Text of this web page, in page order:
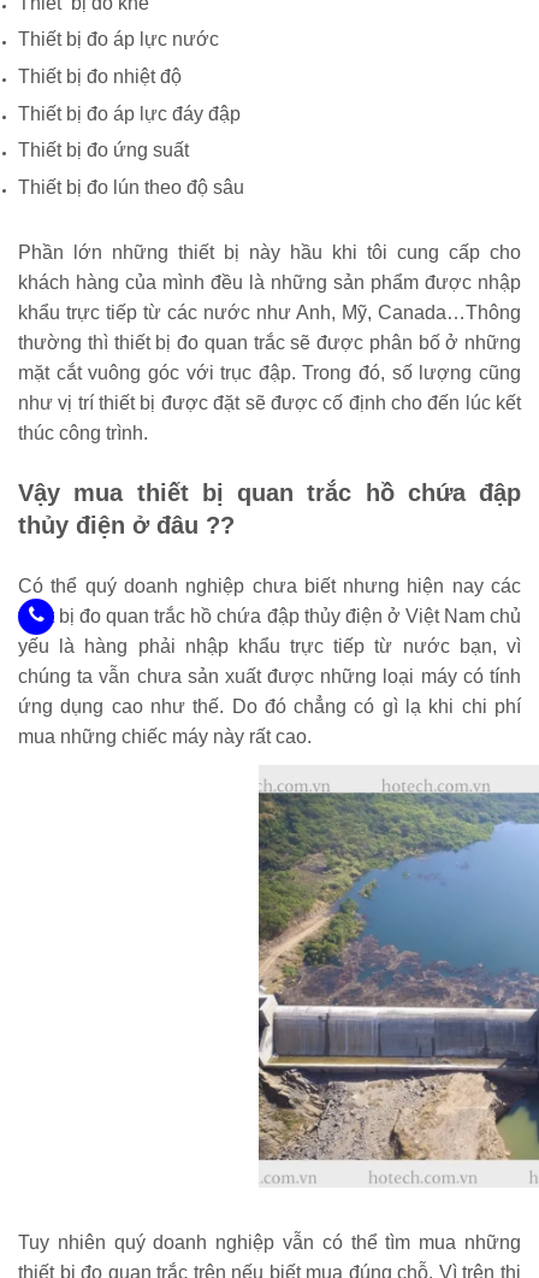
Thiết bị đo áp lực nước
Thiết bị đo nhiệt độ
Thiết bị đo áp lực đáy đập
Thiết bị đo ứng suất
Thiết bị đo lún theo độ sâu
Phần lớn những thiết bị này hầu khi tôi cung cấp cho
khách hàng của mình đều là những sản phẩm được nhập
khẩu trực tiếp từ các nước như Anh, Mỹ, Canada…Thông
thường thì thiết bị đo quan trắc sẽ được phân bố ở những
mặt cắt vuông góc với trục đập. Trong đó, số lượng cũng
như vị trí thiết bị được đặt sẽ được cố định cho đến lúc kết
thúc công trình.
Vậy mua thiết bị quan trắc hồ chứa đập
thủy điện ở đâu ??
Có thể quý doanh nghiệp chưa biết nhưng hiện nay các
thiết bị đo quan trắc hồ chứa đập thủy điện ở Việt Nam chủ
yếu là hàng phải nhập khẩu trực tiếp từ nước bạn, vì
chúng ta vẫn chưa sản xuất được những loại máy có tính
ứng dụng cao như thế. Do đó chẳng có gì lạ khi chi phí
mua những chiếc máy này rất cao.
Tuy nhiên quý doanh nghiệp vẫn có thể tìm mua những
thiết bị đo quan trắc trên nếu biết mua đúng chỗ. Vì trên thị